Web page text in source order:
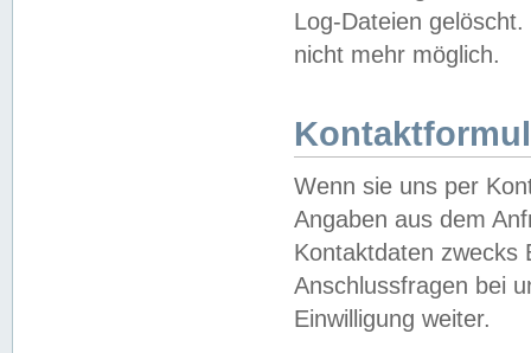
Log-Dateien
nicht mehr möglich.
Wenn sie uns per
Angaben aus dem
Kontaktdaten zwecks
Anschlussfragen bei
Einwilligung weiter.